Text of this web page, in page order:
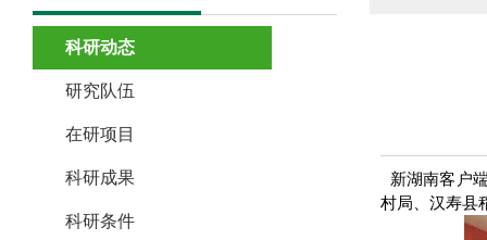
科研动态
研究队伍
在研项目
科研成果
科研条件
新湖南客户
村局、汉寿县